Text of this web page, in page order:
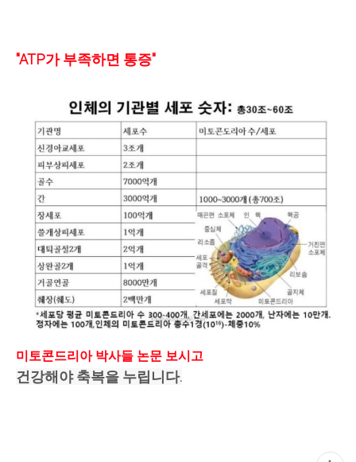
"ATP가 부족하면 통증"
미토콘드리아 박사들 논문 보시고
건강해야 축복을 누립니다.